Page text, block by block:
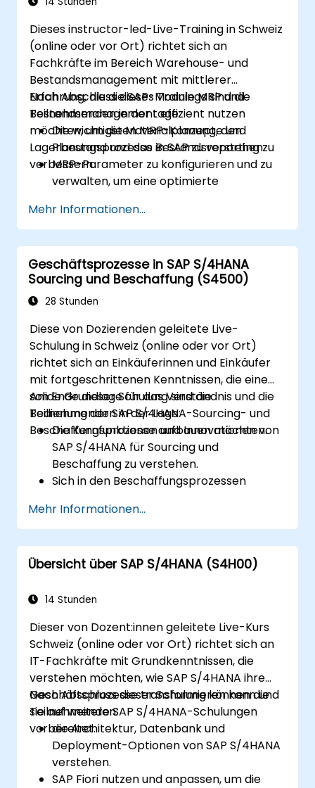
Dieses instructor-led-Live-Training in Schweiz
(online oder vor Ort) richtet sich an
Fachkräfte im Bereich Warehouse- und
Bestandsmanagement mit mittlerer
Erfahrung, die die SAP-Module MRP und
Bestandsmanagement effizient nutzen
möchten, um die Materialplanung, den
Lagerbestand und das Bestandsreporting zu
verbessern.
Nach Abschluss dieses Trainings sind die
Teilnehmenden in der Lage:
Die wichtigsten MRP-Konzepte und
Planungsprozesse in SAP zu verstehen.
MRP-Parameter zu konfigurieren und zu
verwalten, um eine optimierte
Lagerbewegungen, Bestandskontrolle und
Materialverfolgung in SAP durchzuführen.
SAP-Bestandsberichte zu erstellen und
auszuwerten, um fundierte
Entscheidungen zu treffen.
Konsignationslagerbestände und
verwalten.
Mehr Informationen...
Geschäftsprozesse in SAP S/4HANA
Sourcing und Beschaffung (S4500)
28 Stunden
Diese von Dozierenden geleitete Live-
Schulung in Schweiz (online oder vor Ort)
richtet sich an Einkäuferinnen und Einkäufer
mit fortgeschrittenen Kenntnissen, die eine
solide Grundlage für das Verständnis und die
Bedienung der SAP S/4HANA-Sourcing- und
Beschaffungsprozesse aufbauen möchten.
Am Ende dieser Schulung sind die
Teilnehmenden in der Lage:
Die Kernfunktionen und Innovationen von
SAP S/4HANA für Sourcing und
Beschaffung zu verstehen.
Sich in den Beschaffungsprozessen
zurechtzufinden, inklusive lager- und
verbrauchsbasierter Beschaffung.
Beschaffungsrelevante Stammdaten zu
verwalten, darunter Material- und
Beschaffungsprozesse wie
und Wareneingänge durchzuführen.
Beschaffungsdaten mithilfe von SAP Fiori-
Apps und beschaffungsrelevanten KPIs zu
analysieren.
Mehr Informationen...
Übersicht über SAP S/4HANA (S4H00)
14 Stunden
Dieser von Dozent:innen geleitete Live-Kurs
Schweiz (online oder vor Ort) richtet sich an
IT-Fachkräfte mit Grundkenntnissen, die
verstehen möchten, wie SAP S/4HANA ihre
Geschäftsprozesse transformieren kann und
sie auf weitere SAP S/4HANA-Schulungen
vorbereitet.
Nach Abschluss dieser Schulung können die
Teilnehmenden:
die Architektur, Datenbank und
Deployment-Optionen von SAP S/4HANA
verstehen.
SAP Fiori nutzen und anpassen, um die